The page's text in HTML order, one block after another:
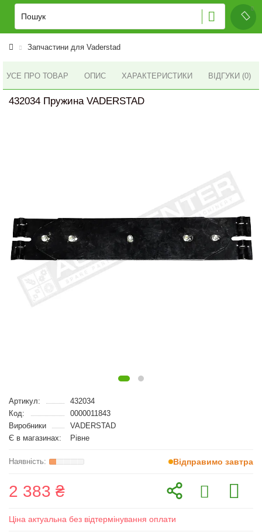
Запчастини для Vaderstad
УСЕ ПРО ТОВАР ОПИС ХАРАКТЕРИСТИКИ ВІДГУКИ (0)
432034 Пружина VADERSTAD
Артикул:
432034
Код:
0000011843
Виробники
VADERSTAD
Є в магазинах:
Рівне
Відправимо завтра
2 383 ₴
Ціна актуальна без відтермінування оплати